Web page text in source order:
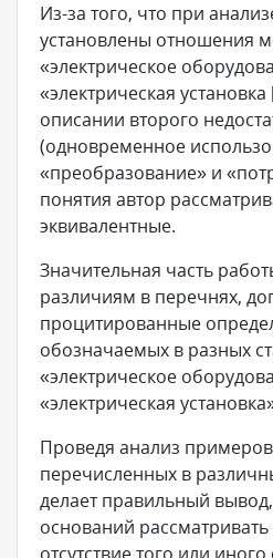
Из-за того, что при
установлены отношения
«электрическое
«электрическая
описании второго
(одновременное
«преобразование» и
понятия автор
эквивалентные.
Значительная часть
различиям в перечнях,
процитированные
обозначаемых в разных
«электрическое
«электрическая
Проведя анализ
перечисленных в
делает правильный
оснований рассматривать